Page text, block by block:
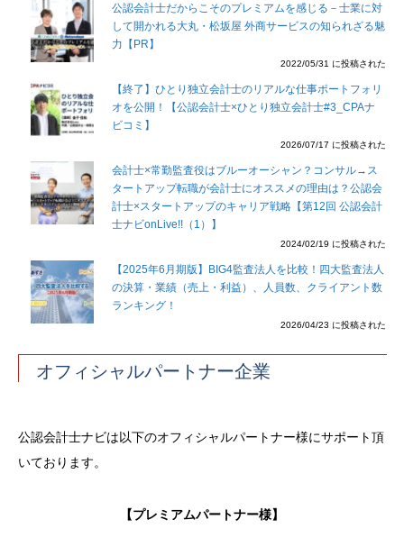
公認会計士だからこそのプレミアムを感じる－士業に対
して開かれる大丸・松坂屋 外商サービスの知られざる魅
力【PR】
2022/05/31 に投稿された
【終了】ひとり独立会計士のリアルな仕事ポートフォリ
オを公開！【公認会計士×ひとり独立会計士#3_CPAナ
ビコミ】
2026/07/17 に投稿された
会計士×常勤監査役はブルーオーシャン？コンサル→ス
タートアップ転職が会計士にオススメの理由は？公認会
計士×スタートアップのキャリア戦略【第12回 公認会計
士ナビonLive!!（1）】
2024/02/19 に投稿された
【2025年6月期版】BIG4監査法人を比較！四大監査法人
の決算・業績（売上・利益）、人員数、クライアント数
ランキング！
2026/04/23 に投稿された
オフィシャルパートナー企業
公認会計士ナビは以下のオフィシャルパートナー様にサポート頂
いております。
【プレミアムパートナー様】